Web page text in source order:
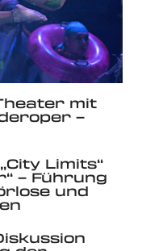
mit
–
Limits“
– Führung
und